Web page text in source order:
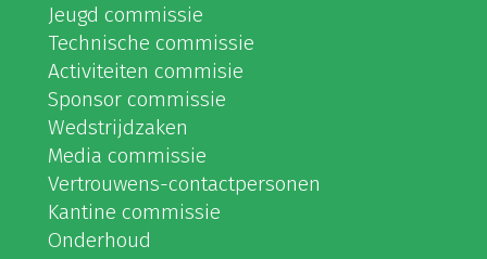
Jeugd commissie
Technische commissie
Activiteiten commisie
Sponsor commissie
Wedstrijdzaken
Media commissie
Vertrouwens-contactpersonen
Kantine commissie
Onderhoud